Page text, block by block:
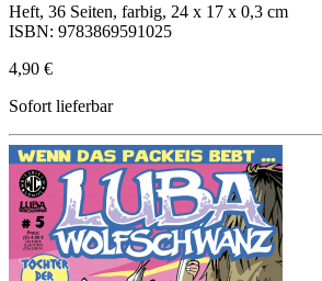
Heft, 36 Seiten, farbig, 24 x 17 x 0,3 cm
ISBN: 9783869591025
4,90 €
Sofort lieferbar